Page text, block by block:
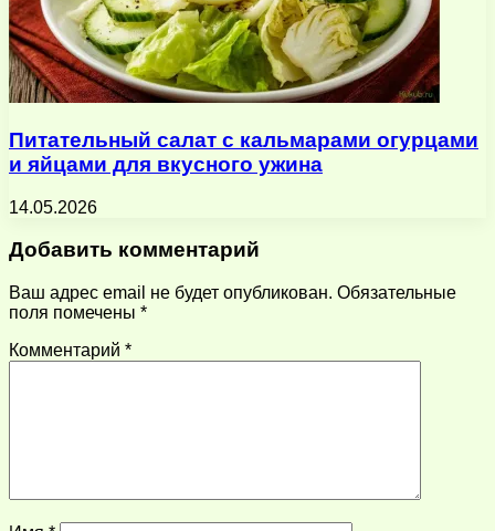
Питательный салат с кальмарами огурцами
и яйцами для вкусного ужина
14.05.2026
Добавить комментарий
Ваш адрес email не будет опубликован. Обязательные
поля помечены *
Комментарий *